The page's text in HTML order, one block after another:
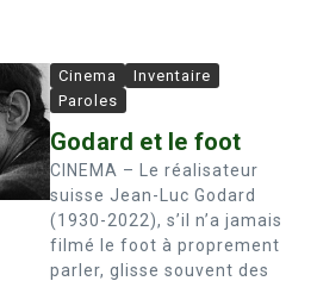
Cinema
Inventaire
Paroles
Godard et le foot
CINEMA – Le réalisateur
suisse Jean-Luc Godard
(1930-2022), s’il n’a jamais
filmé le foot à proprement
parler, glisse souvent des